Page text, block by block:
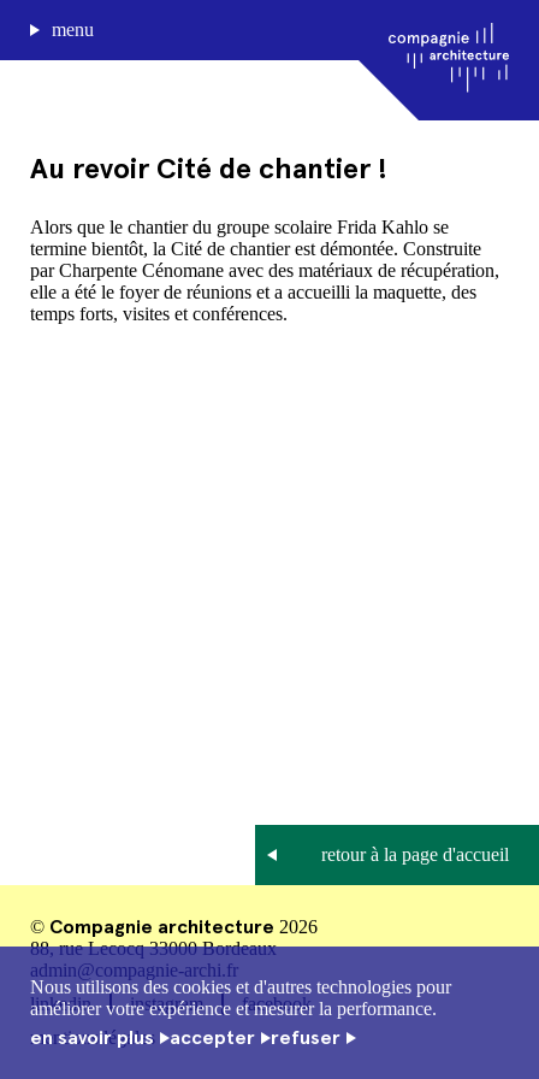
Nous utilisons des cookies et d'autres technologies pour
améliorer votre expérience et mesurer la performance.
en savoir plus accepter refuser
menu
journal de bord
projets
approche
agence
Au revoir Cité de chantier !
Alors que le chantier du groupe scolaire Frida Kahlo se
termine bientôt, la Cité de chantier est démontée. Construite
par Charpente Cénomane avec des matériaux de récupération,
elle a été le foyer de réunions et a accueilli la maquette, des
temps forts, visites et conférences.
© Compagnie architecture 2026
88, rue Lecocq 33000 Bordeaux
admin@compagnie-archi.fr
linkedin
instagram
facebook
mentions légales